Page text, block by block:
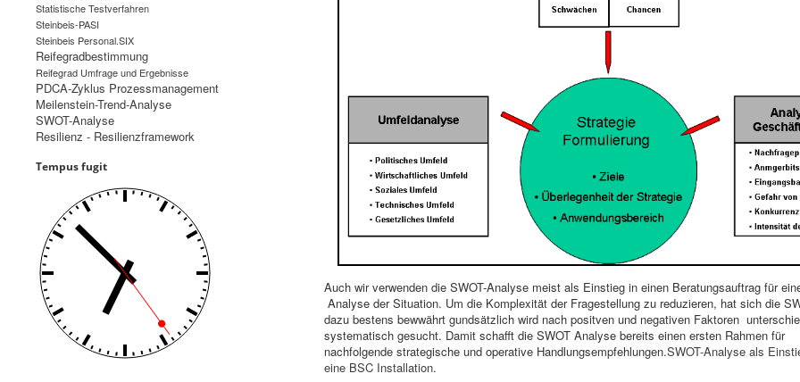
Statistische Testverfahren
Steinbeis-PASI
Steinbeis Personal.SIX
Reifegradbestimmung
Reifegrad Umfrage und Ergebnisse
PDCA-Zyklus Prozessmanagement
Meilenstein-Trend-Analyse
SWOT-Analyse
Resilienz - Resilienzframework
Tempus fugit
Auch wir verwenden die SWOT-Analyse meist als Einstieg in einen Beratungsauftrag für
Analyse der Situation. Um die Komplexität der Fragestellung zu reduzieren, hat sich die
dazu bestens bewwährt gundsätzlich wird nach positven und negativen Faktoren
systematisch gesucht. Damit schafft die SWOT Analyse bereits einen ersten Rahmen für
nachfolgende strategische und operative Handlungsempfehlungen.SWOT-Analyse als
eineBSC Installation.